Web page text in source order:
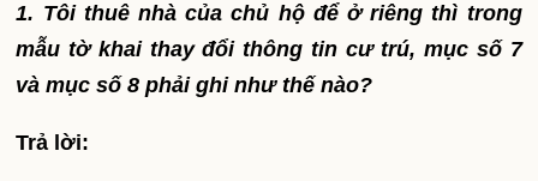
1. Tôi thuê nhà của chủ hộ để ở riêng thì trong
mẫu tờ khai thay đổi thông tin cư trú, mục số 7
và mục số 8 phải ghi như thế nào?
Trả lời: